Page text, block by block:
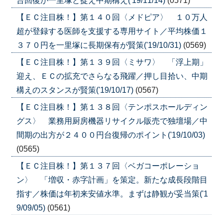
【ＥＣ注目株！】第１４０回〈メドピア〉 １０万人
超が登録する医師を支援する専用サイト／平均株価１
３７０円を一里塚に長期保有が賢策('19/10/31) (0569)
【ＥＣ注目株！】第１３９回〈ミサワ〉 「浮上期」
迎え、ＥＣの拡充でさらなる飛躍／押し目拾い、中期
構えのスタンスが賢策('19/10/17) (0567)
【ＥＣ注目株！】第１３８回〈テンポスホールディン
グス〉 業務用厨房機器リサイクル販売で独壇場／中
間期の出方が２４００円台復帰のポイント('19/10/03)
(0565)
【ＥＣ注目株！】第１３７回〈ベガコーポレーショ
ン〉 「増収・赤字計画」を策定。新たな成長段階目
指す／株価は年初来安値水準。まずは静観が妥当策('1
9/09/05) (0561)